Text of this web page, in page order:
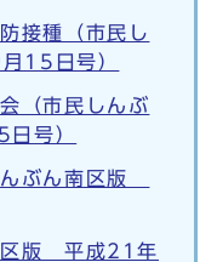
接種（市民し
15日号）
（市民しんぶ
号）
んぶん南区版
区版 平成21年